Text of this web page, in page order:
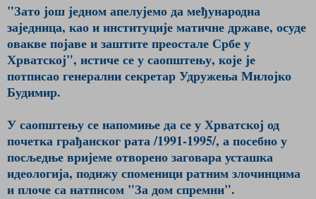
"Зато још једном апелујемо да међународна
заједница, као и институције матичне државе, осуде
овакве појаве и заштите преостале Србе у
Хрватској", истиче се у саопштењу, које је
потписао генерални секретар Удружења Милојко
Будимир.
У саопштењу се напомиње да се у Хрватској од
почетка грађанског рата /1991-1995/, а посебно у
посљедње вријеме отворено заговара усташка
идеологија, подижу споменици ратним злочинцима
и плоче са натписом "За дом спремни".